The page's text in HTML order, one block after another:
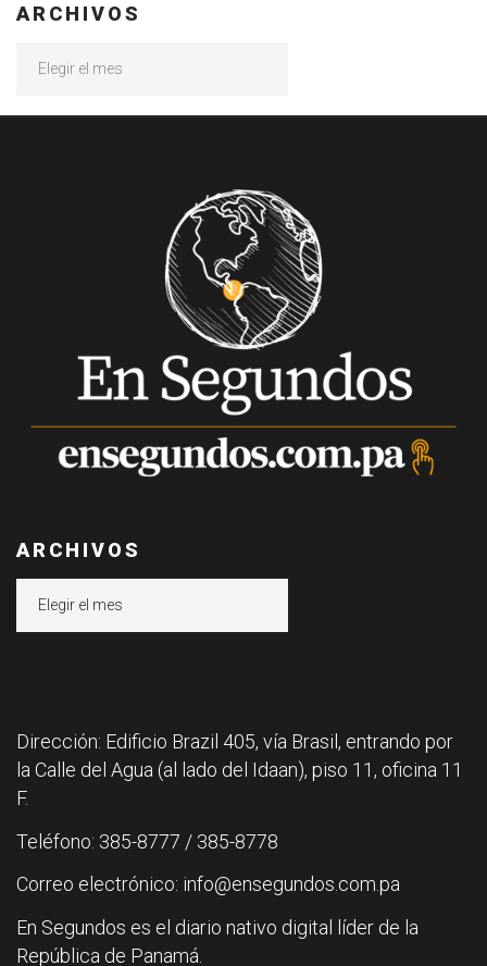
ARCHIVOS
ARCHIVOS
Dirección: Edificio Brazil 405, vía Brasil, entrando por
la Calle del Agua (al lado del Idaan), piso 11, oficina 11
F.
Teléfono: 385-8777 / 385-8778
Correo electrónico: info@ensegundos.com.pa
En Segundos es el diario nativo digital líder de la
República de Panamá.